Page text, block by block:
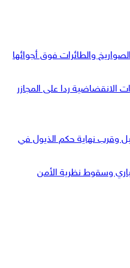
والطائرات فوق أجوائها
الانقضاضية ردا على المجازر
وقرب نهاية حكم الذيول في
وسقوط نظرية الأمن